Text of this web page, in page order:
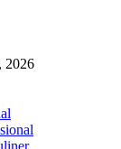
2026